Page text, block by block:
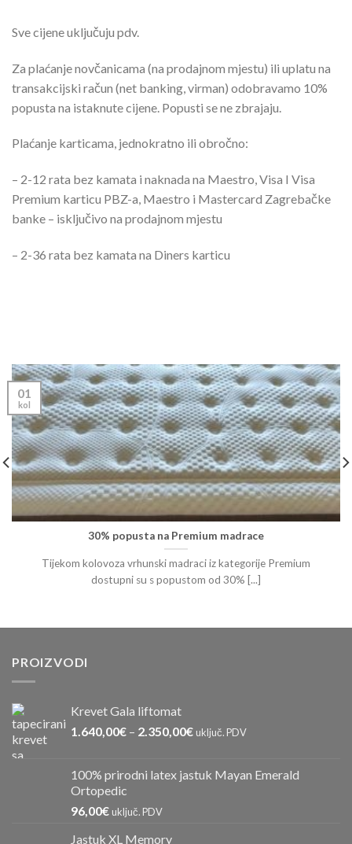
Sve cijene uključuju pdv.
Za plaćanje novčanicama (na prodajnom mjestu) ili uplatu na
transakcijski račun (net banking, virman) odobravamo 10%
popusta na istaknute cijene. Popusti se ne zbrajaju.
Plaćanje karticama, jednokratno ili obročno:
– 2-12 rata bez kamata i naknada na Maestro, Visa I Visa
Premium karticu PBZ-a, Maestro i Mastercard Zagrebačke
banke – isključivo na prodajnom mjestu
– 2-36 rata bez kamata na Diners karticu
30% popusta na Premium madrace
Tijekom kolovoza vrhunski madraci iz kategorije Premium
dostupni su s popustom od 30% [...]
01
kol
PROIZVODI
Krevet Gala liftomat
1.640,00€ – 2.350,00€ uključ. PDV
100% prirodni latex jastuk Mayan Emerald
Ortopedic
96,00€ uključ. PDV
Jastuk XL Memory